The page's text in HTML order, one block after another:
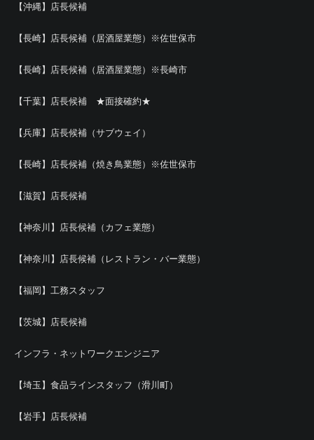
【沖縄】店長候補
【長崎】店長候補（居酒屋業態）※佐世保市
【長崎】店長候補（居酒屋業態）※長崎市
【千葉】店長候補 ★面接確約★
【兵庫】店長候補（サブウェイ）
【長崎】店長候補（焼き鳥業態）※佐世保市
【滋賀】店長候補
【神奈川】店長候補（カフェ業態）
【神奈川】店長候補（レストラン・バー業態）
【福岡】工務スタッフ
【茨城】店長候補
インフラ・ネットワークエンジニア
【埼玉】食品ラインスタッフ（滑川町）
【岩手】店長候補